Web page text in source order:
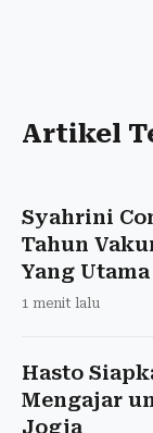
Artikel
Syahrini
Tahun
Yang Utama
1 menit lalu
Hasto
Mengajar
Jogja